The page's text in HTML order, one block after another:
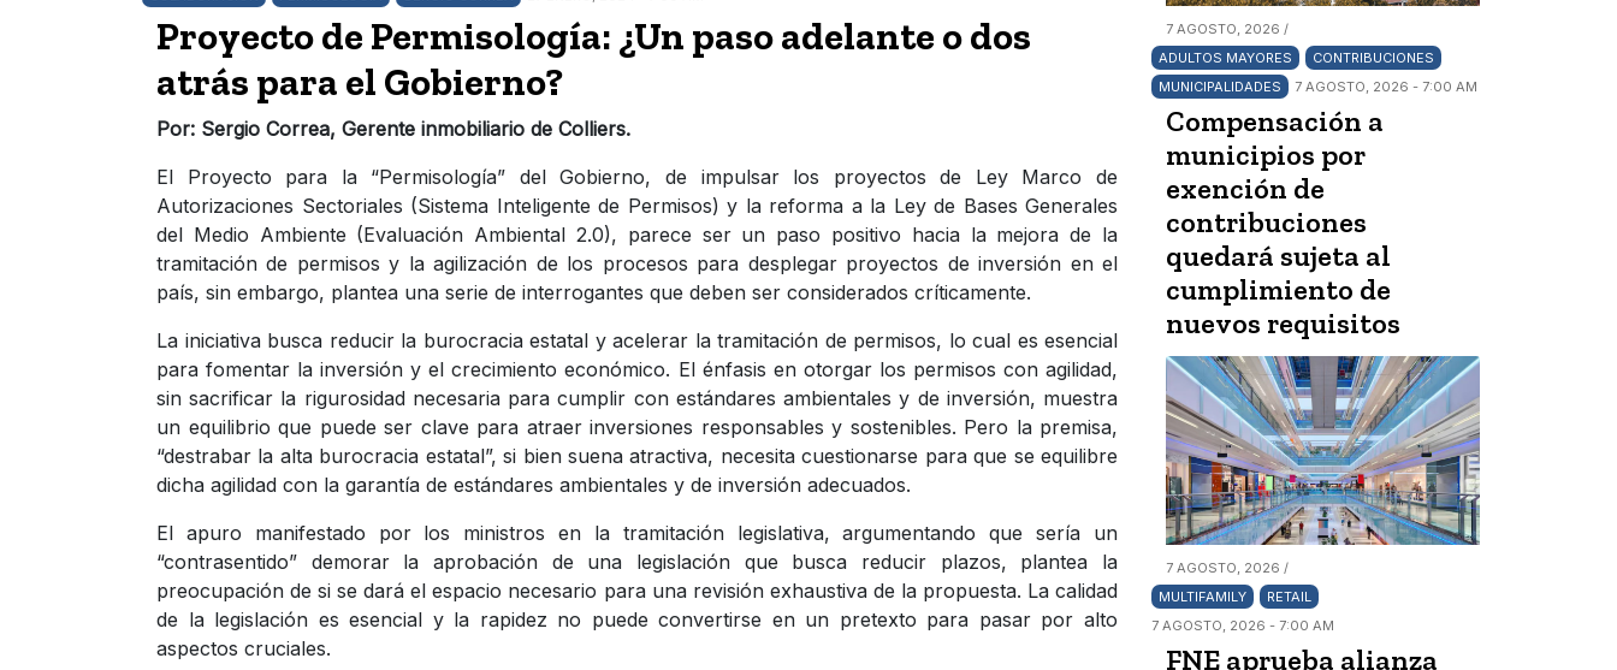
Proyecto de Permisología: ¿Un paso adelante o dos
atrás para el Gobierno?
Por: Sergio Correa, Gerente inmobiliario de Colliers.
El Proyecto para la “Permisología” del Gobierno, de impulsar los proyectos de Ley Marco de
Autorizaciones Sectoriales (Sistema Inteligente de Permisos) y la reforma a la Ley de Bases Generales
del Medio Ambiente (Evaluación Ambiental 2.0), parece ser un paso positivo hacia la mejora de la
tramitación de permisos y la agilización de los procesos para desplegar proyectos de inversión en el
país, sin embargo, plantea una serie de interrogantes que deben ser considerados críticamente.
La iniciativa busca reducir la burocracia estatal y acelerar la tramitación de permisos, lo cual es esencial
para fomentar la inversión y el crecimiento económico. El énfasis en otorgar los permisos con agilidad,
sin sacrificar la rigurosidad necesaria para cumplir con estándares ambientales y de inversión, muestra
un equilibrio que puede ser clave para atraer inversiones responsables y sostenibles. Pero la premisa,
“destrabar la alta burocracia estatal”, si bien suena atractiva, necesita cuestionarse para que se equilibre
dicha agilidad con la garantía de estándares ambientales y de inversión adecuados.
El apuro manifestado por los ministros en la tramitación legislativa, argumentando que sería un
“contrasentido” demorar la aprobación de una legislación que busca reducir plazos, plantea la
preocupación de si se dará el espacio necesario para una revisión exhaustiva de la propuesta. La calidad
de la legislación es esencial y la rapidez no puede convertirse en un pretexto para pasar por alto
aspectos cruciales.
7 AGOSTO, 2026 /
ADULTOS MAYORES
CONTRIBUCIONES
MUNICIPALIDADES
7 AGOSTO, 2026 - 7:00 AM
Compensación a
municipios por
exención de
contribuciones
quedará sujeta al
cumplimiento de
nuevos requisitos
7 AGOSTO, 2026 /
MULTIFAMILY
RETAIL
7 AGOSTO, 2026 - 7:00 AM
FNE aprueba alianza